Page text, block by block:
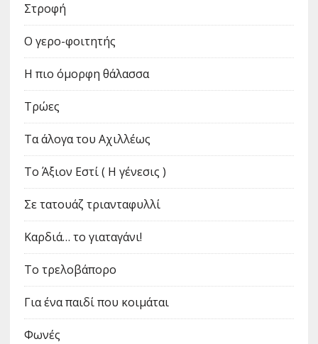
Στροφή
Ο γερο-φοιτητής
Η πιο όμορφη θάλασσα
Τρώες
Τα άλογα του Αχιλλέως
Το Άξιον Εστί ( Η γένεσις )
Σε τατουάζ τριανταφυλλί
Καρδιά… το γιαταγάνι!
Το τρελοβάπορο
Για ένα παιδί που κοιμάται
Φωνές